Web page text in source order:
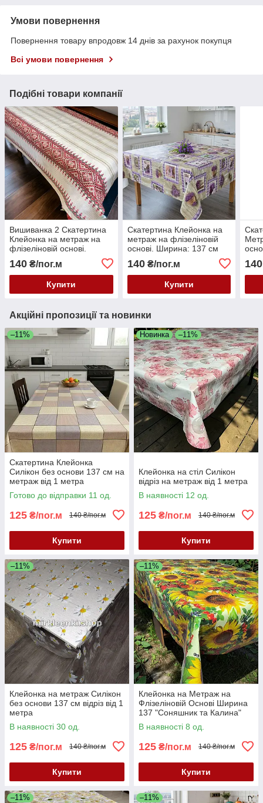
Умови повернення
Повернення товару впродовж 14 днів за рахунок покупця
Всі умови повернення
Подібні товари компанії
Вишиванка 2 Скатертина
Клейонка на метраж на
флізеліновій основі.
140 ₴/пог.м
Купити
Скатертина Клейонка на
метраж на флізеліновій
основі. Ширина: 137 см
140₴/пог.м
Купити
140
Акційні пропозиції та новинки
–11%
Скатертина Клейонка
Силікон без основи 137 см на
метраж від 1 метра
Готово до відправки 11 од.
125 ₴/пог.м 140 ₴/пог.м
Купити
Новинка –11%
Клейонка на стіл Силікон
відріз на метраж від 1 метра
В наявності 12 од.
125 ₴/пог.м 140 ₴/пог.м
Купити
–11%
Клейонка на метраж Силікон
без основи 137 см відріз від 1
метра
В наявності 30 од.
125 ₴/пог.м 140 ₴/пог.м
Купити
–11%
Клейонка на Метраж на
Флізеліновій Основі Ширина
137 "Соняшник та Калина"
В наявності 8 од.
125 ₴/пог.м 140 ₴/пог.м
Купити
–11% –11%